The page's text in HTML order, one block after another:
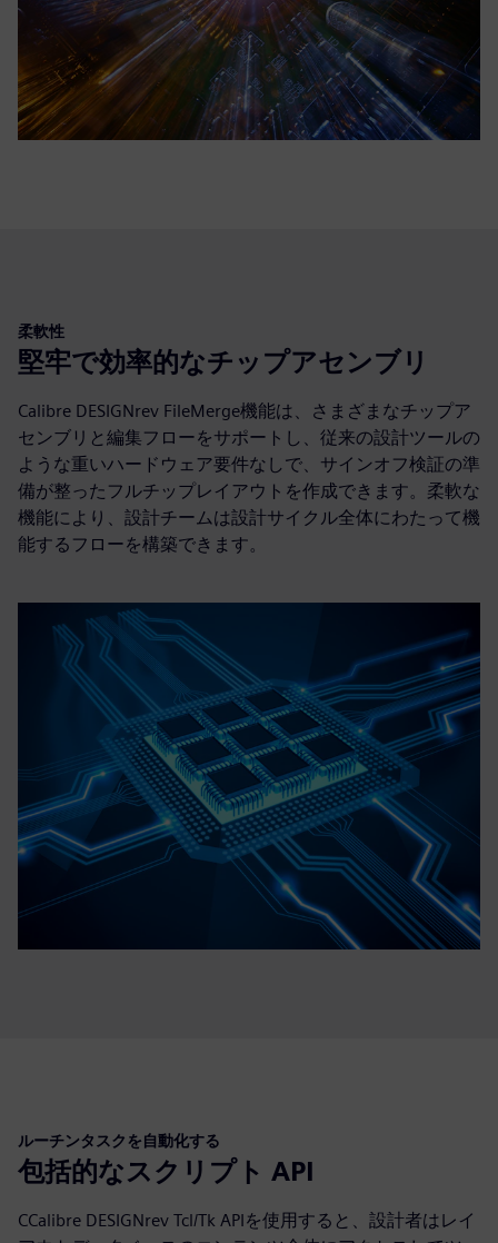
柔軟性
堅牢で効率的なチップアセンブリ
Calibre DESIGNrev FileMerge機能は、さまざまなチップア
センブリと編集フローをサポートし、従来の設計ツールの
ような重いハードウェア要件なしで、サインオフ検証の準
備が整ったフルチップレイアウトを作成できます。柔軟な
機能により、設計チームは設計サイクル全体にわたって機
能するフローを構築できます。
ルーチンタスクを自動化する
包括的なスクリプト API
CCalibre DESIGNrev Tcl/Tk APIを使用すると、設計者はレイ